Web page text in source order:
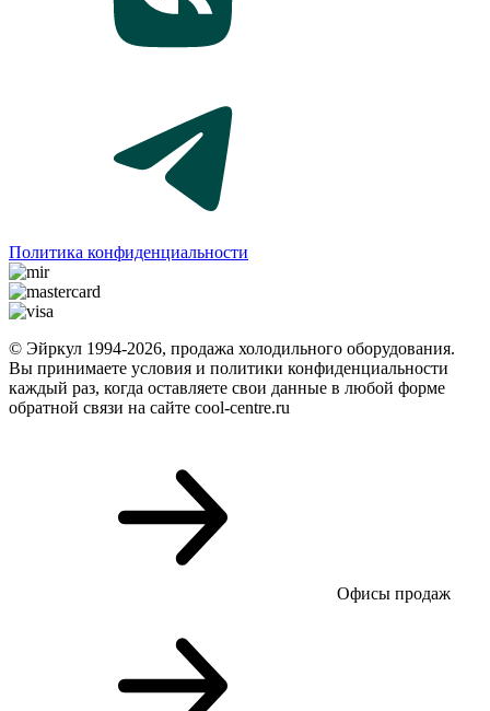
Политика конфиденциальности
© Эйркул 1994-2026, продажа холодильного оборудования.
Вы принимаете условия и политики конфиденциальности
каждый раз, когда оставляете свои данные в любой форме
обратной связи на сайте cool-centre.ru
Офисы продаж